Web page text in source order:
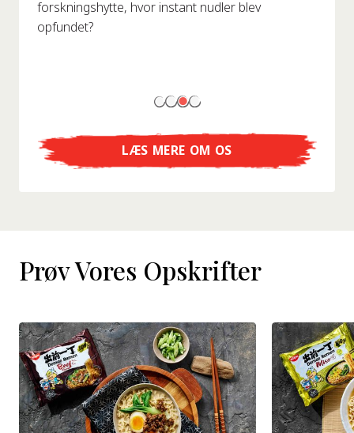
forskningshytte, hvor instant nudler blev
opfundet?
LÆS MERE OM OS
Prøv Vores Opskrifter